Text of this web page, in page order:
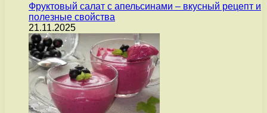
Фруктовый салат с апельсинами – вкусный рецепт и
полезные свойства
21.11.2025